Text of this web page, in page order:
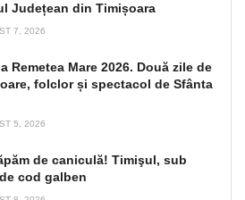
Județean din Timișoara
7, 2026
Remetea Mare 2026. Două zile de
folclor și spectacol de Sfânta
5, 2026
de caniculă! Timişul, sub
cod galben